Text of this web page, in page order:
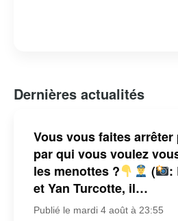
Dernières actualités
Vous vous faites arrêter
par qui vous voulez
les menottes ?
(
:
et Yan Turcotte, il…
Publié le mardi 4 août à 23:55